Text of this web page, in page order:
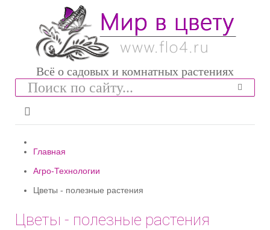
Всё о садовых и комнатных растениях
Главная
Агро-Технологии
Цветы - полезные растения
Цветы - полезные растения